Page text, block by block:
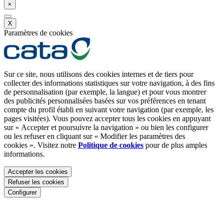
×
X
Paramètres de cookies
Sur ce site, nous utilisons des cookies internes et de tiers pour
collecter des informations statistiques sur votre navigation, à des fins
de personnalisation (par exemple, la langue) et pour vous montrer
des publicités personnalisées basées sur vos préférences en tenant
compte du profil établi en suivant votre navigation (par exemple, les
pages visitées). Vous pouvez accepter tous les cookies en appuyant
sur « Accepter et poursuivre la navigation » ou bien les configurer
ou les refuser en cliquant sur « Modifier les paramètres des
cookies ». Visitez notre Politique de cookies pour de plus amples
informations.
Accepter les cookies
Refuser les cookies
Configurer